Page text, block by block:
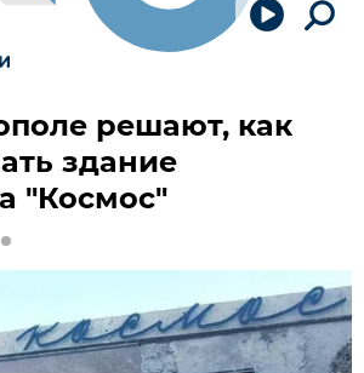
решают, как
здание
"Космос"